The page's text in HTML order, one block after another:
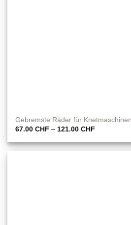
Gebremste Räder für
67.00CHF – 121.00CHF
bis
121.00